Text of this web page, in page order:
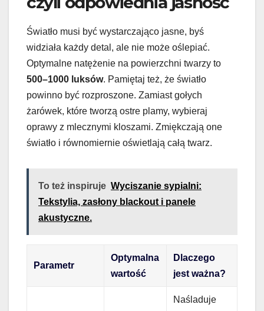
Światło musi być wystarczająco jasne, byś
widziała każdy detal, ale nie może oślepiać.
Optymalne natężenie na powierzchni twarzy to
500–1000 luksów. Pamiętaj też, że światło
powinno być rozproszone. Zamiast gołych
żarówek, które tworzą ostre plamy, wybieraj
oprawy z mlecznymi kloszami. Zmiękczają one
światło i równomiernie oświetlają całą twarz.
To też inspiruje Wyciszanie sypialni:
Tekstylia, zasłony blackout i panele
akustyczne.
Parametr
Optymalna
wartość
Dlaczego
jest ważna?
Naśladuje